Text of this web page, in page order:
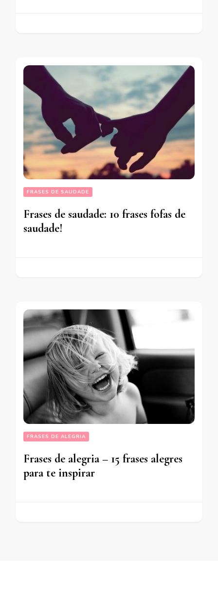
FRASES DE SAUDADE
Frases de saudade: 10 frases fofas de
saudade!
FRASES DE ALEGRIA
Frases de alegria – 15 frases alegres
para te inspirar